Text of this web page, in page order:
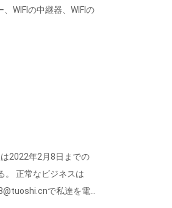
WIFIの中継器、WIFIの
2022年2月8日までの
。 正常なビジネスは
で私達を電子